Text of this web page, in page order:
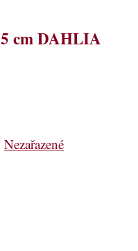
cm DAHLIA
Nezařazené